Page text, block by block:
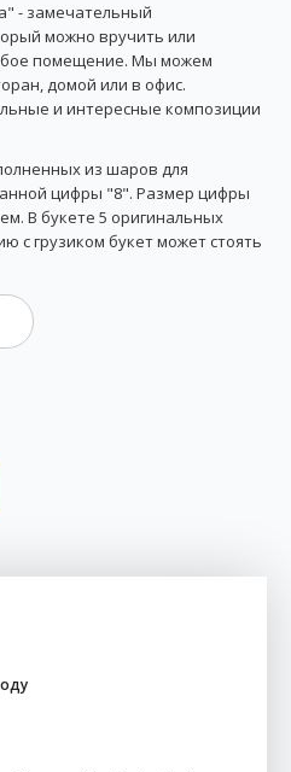
- замечательный
можно вручить или
помещение. Мы можем
домой или в офис.
и интересные композиции
из шаров для
цифры "8". Размер цифры
В букете 5 оригинальных
с грузиком букет может стоять